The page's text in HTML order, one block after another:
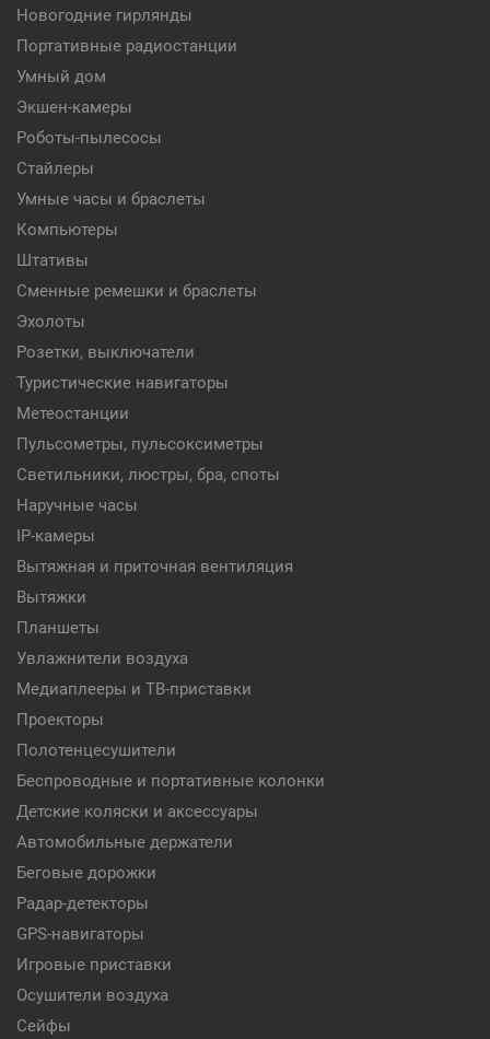
Новогодние гирлянды
Портативные радиостанции
Умный дом
Экшен-камеры
Роботы-пылесосы
Стайлеры
Умные часы и браслеты
Компьютеры
Штативы
Сменные ремешки и браслеты
Эхолоты
Розетки, выключатели
Туристические навигаторы
Метеостанции
Пульсометры, пульсоксиметры
Светильники, люстры, бра, споты
Наручные часы
IP-камеры
Вытяжная и приточная вентиляция
Вытяжки
Планшеты
Увлажнители воздуха
Медиаплееры и ТВ-приставки
Проекторы
Полотенцесушители
Беспроводные и портативные колонки
Детские коляски и аксессуары
Автомобильные держатели
Беговые дорожки
Радар-детекторы
GPS-навигаторы
Игровые приставки
Осушители воздуха
Сейфы